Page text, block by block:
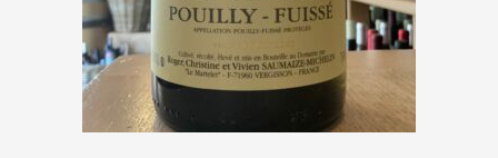
Domaine Saumaize-Michelin
« Clos Sur la Roche » 2019